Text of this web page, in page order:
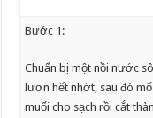
Bước 1:
Chuẩn bị một nồi nước
lươn hết nhớt, sau đó
muối cho sạch rồi cắt